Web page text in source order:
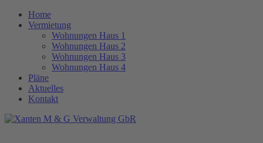
Home
Vermietung
Wohnungen Haus 1
Wohnungen Haus 2
Wohnungen Haus 3
Wohnungen Haus 4
Pläne
Aktuelles
Kontakt